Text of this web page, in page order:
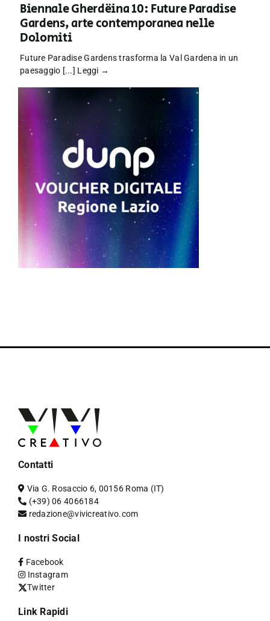
Biennale Gherdëina 10: Future Paradise
Gardens, arte contemporanea nelle
Dolomiti
Future Paradise Gardens trasforma la Val Gardena in un
paesaggio [...] Leggi →
Contatti
Via G. Rosaccio 6, 00156 Roma (IT)
(+39) 06 4066184
redazione@vivicreativo.com
I nostri Social
Facebook
Instagram
Twitter
Link Rapidi